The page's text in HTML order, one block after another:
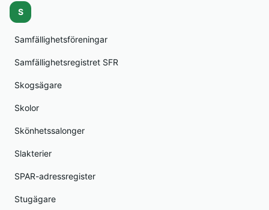
S
Samfällighetsföreningar
Samfällighetsregistret SFR
Skogsägare
Skolor
Skönhetssalonger
Slakterier
SPAR-adressregister
Stugägare